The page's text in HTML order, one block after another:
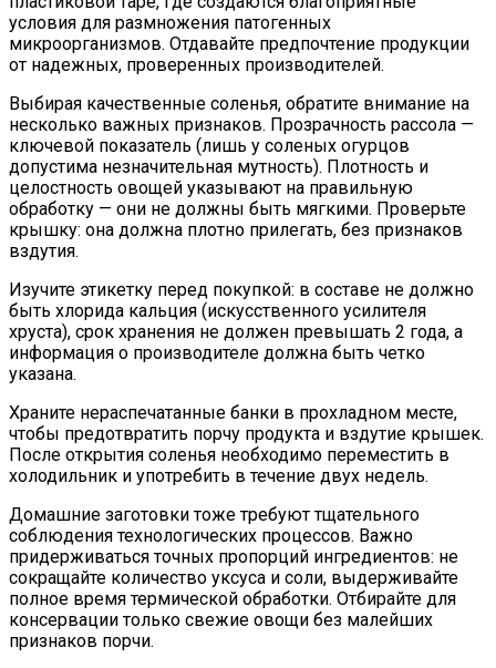
условия для размножения патогенных
микроорганизмов. Отдавайте предпочтение продукции
от надежных, проверенных производителей.
Выбирая качественные соленья, обратите внимание на
несколько важных признаков. Прозрачность рассола —
ключевой показатель (лишь у соленых огурцов
допустима незначительная мутность). Плотность и
целостность овощей указывают на правильную
обработку — они не должны быть мягкими. Проверьте
крышку: она должна плотно прилегать, без признаков
вздутия.
Изучите этикетку перед покупкой: в составе не должно
быть хлорида кальция (искусственного усилителя
хруста), срок хранения не должен превышать 2 года, а
информация о производителе должна быть четко
указана.
Храните нераспечатанные банки в прохладном месте,
чтобы предотвратить порчу продукта и вздутие крышек.
После открытия соленья необходимо переместить в
холодильник и употребить в течение двух недель.
Домашние заготовки тоже требуют тщательного
соблюдения технологических процессов. Важно
придерживаться точных пропорций ингредиентов: не
сокращайте количество уксуса и соли, выдерживайте
полное время термической обработки. Отбирайте для
консервации только свежие овощи без малейших
признаков порчи.